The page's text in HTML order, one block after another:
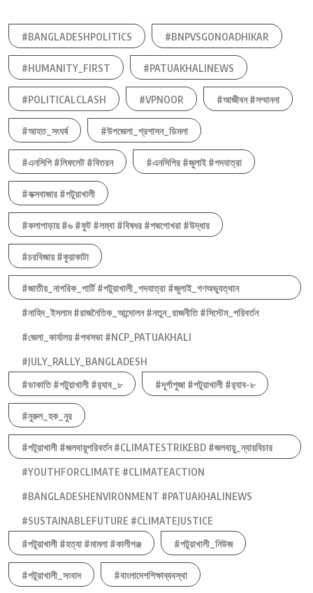
#BANGLADESHPOLITICS #BNPVSGONOADHIKAR
#HUMANITY_FIRST #PATUAKHALINEWS
#POLITICALCLASH #VPNOOR #আজীবন #সম্মাননা
#আহত_সংঘর্ষ #উপজেলা_প্রশাসন_ডিমলা
#এনসিপি #লিফলেট #বিতরন #এনসিপির #জুলাই #পদযাত্রা
#কক্সবাজার #পটুয়াখালী
#কলাপাড়ায় #৬ #ফুট #লম্বা #বিষধর #পদ্মগোখরা #উদ্ধার
#চরবিজায় #কুয়াকাটা
#জাতীয়_নাগরিক_পার্টি #পটুয়াখালী_পদযাত্রা #জুলাই_গণঅভ্যুত্থান
#নাহিদ_ইসলাম #রাজনৈতিক_আন্দোলন #নতুন_রাজনীতি #সিস্টেম_পরিবর্তন
#জেলা_কার্যালয় #পথসভা #NCP_PATUAKHALI
#JULY_RALLY_BANGLADESH
#ডাকাতি #পটুয়াখালী #র‍্যাব_৮
#দূর্গাপুজা #পটুয়াখালী #র‍্যাব-৮
#নুরুল_হক_নুর
#পটুয়াখালী #জলবায়ুপরিবর্তন #CLIMATESTRIKEBD #জলবায়ু_ন্যায়বিচার
#YOUTHFORCLIMATE #CLIMATEACTION
#BANGLADESHENVIRONMENT #PATUAKHALINEWS
#SUSTAINABLEFUTURE #CLIMATEJUSTICE
#পটুয়াখালী #হত্যা #মামলা #কালীগঞ্জ
#পটুয়াখালী_নিউজ
#পটুয়াখালী_সংবাদ #বাংলাদেশশিক্ষাব্যবস্থা